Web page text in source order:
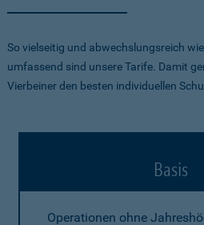
So vielseitig und abwechslungsreich
umfassend sind unsere Tarife. Damit
Vierbeiner den besten individuellen
Basis
Operationen ohne